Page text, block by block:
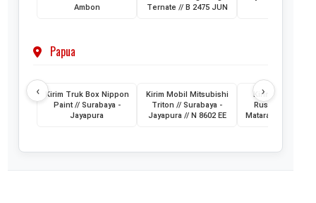
Ambon
Ternate // B 2475 JUN
Papua
‹
Kirim Truk Box Nippon
Paint // Surabaya -
Jayapura
Kirim Mobil Mitsubishi
Triton // Surabaya -
Jayapura // N 8602 EE
Kirim Mobil
Rush //
Mataram // PA
›